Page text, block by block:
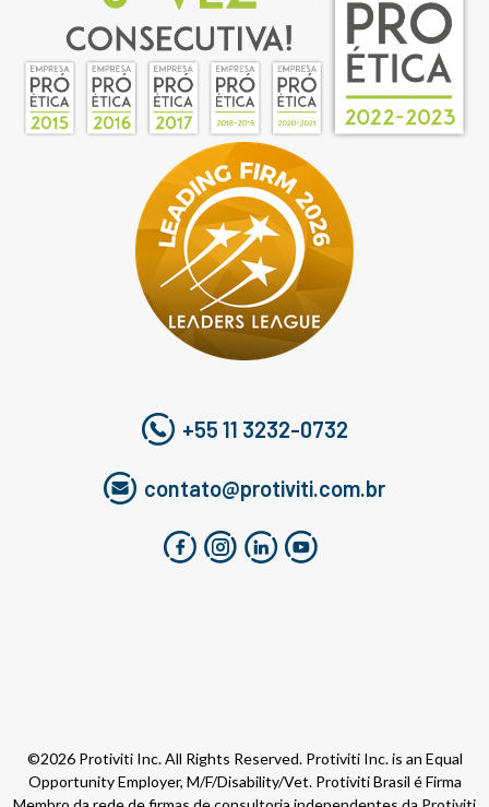
+55 11 3232-0732
contato@protiviti.com.br
©2026 Protiviti Inc. All Rights Reserved. Protiviti Inc. is an Equal
Opportunity Employer, M/F/Disability/Vet. Protiviti Brasil é Firma